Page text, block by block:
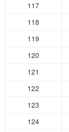
117
118
119
120
121
122
123
124